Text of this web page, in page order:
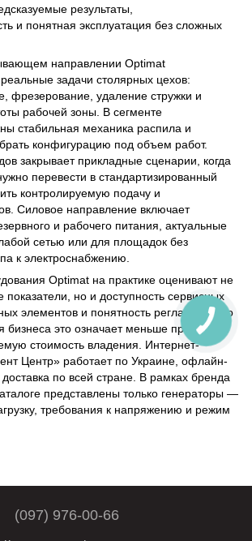
результаты,
и понятная эксплуатация без сложных
направлении Optimat
задачи столярных цехов:
фрезерование, удаление стружки и
рабочей зоны. В сегменте
стабильная механика распила и
конфигурацию под объем работ.
закрывает прикладные сценарии, когда
перевести в стандартизированный
контролируемую подачу и
Силовое направление включает
и рабочего питания, актуальные
сетью или для площадок без
к электроснабжению.
Optimat на практике оценивают не
показатели, но и доступность сервисных
элементов и понятность регламентного
бизнеса это означает меньше простоев и
стоимость владения. Интернет-
Центр» работает по Украине, офлайн-
по всей стране. В рамках бренда
представлены только генераторы —
требования к напряжению и режим
(097) 976-00-66